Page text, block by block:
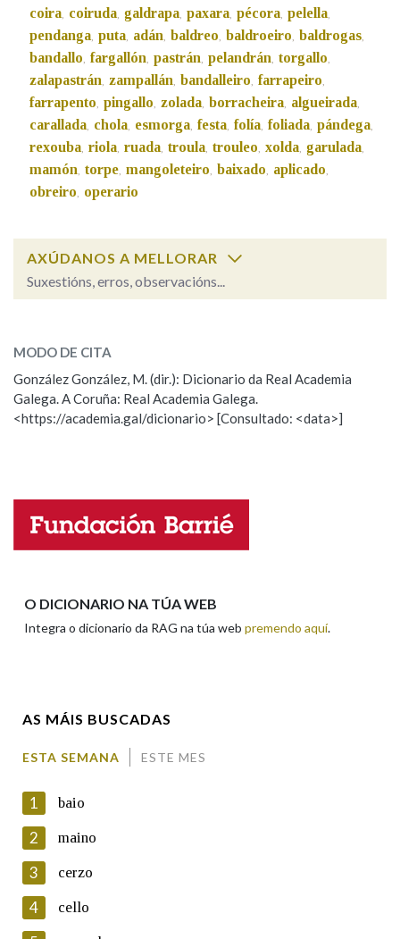
LIMPAR BUSCA
coira, coiruda, galdrapa, paxara, pécora, pelella,
pendanga, puta, adán, baldreo, baldroeiro, baldrogas,
bandallo, fargallón, pastrán, pelandrán, torgallo,
zalapastrán, zampallán, bandalleiro, farrapeiro,
farrapento, pingallo, zolada, borracheira, algueirada,
carallada, chola, esmorga, festa, folía, foliada, pándega,
rexouba, riola, ruada, troula, trouleo, xolda, garulada,
mamón, torpe, mangoleteiro, baixado, aplicado,
obreiro, operario
AXÚDANOS A MELLORAR
Suxestións, erros, observacións...
ESCOLLE UNHA OPCIÓN:
Observación Hai un erro na palabra
Propoño mellorar a definición
Nome
En cumprimento da normativa vixente en materia de
Protección de Datos de Carácter Persoal, a Real Academia
Galega informa a aqueles usuarios que faciliten o seu correo
electrónico, así como calquera outra información de carácter
MODO DE CITA
González González, M. (dir.): Dicionario da Real Academia
Galega. A Coruña: Real Academia Galega.
<https://academia.gal/dicionario> [Consultado: <data>]
O DICIONARIO NA TÚA WEB
Integra o dicionario da RAG na túa web premendo aquí.
AS MÁIS BUSCADAS
ESTA SEMANA ESTE MES
1 baio
2 maino
3 cerzo
4 cello